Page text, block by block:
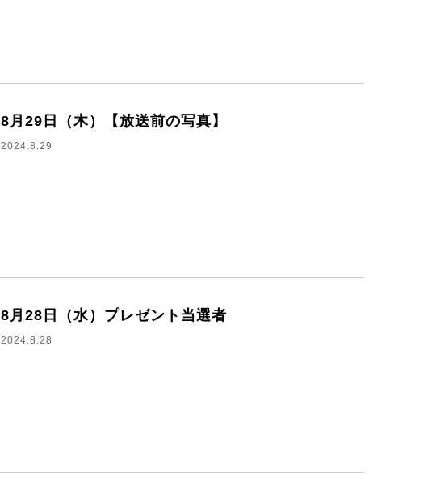
8月29日（木）【放送前の写真】
2024.8.29
8月28日（水）プレゼント当選者
2024.8.28